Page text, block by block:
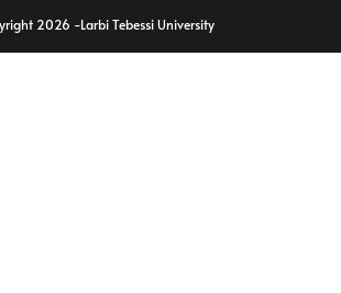
2026 -Larbi Tebessi University